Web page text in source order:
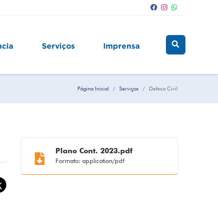
Serviços Imprensa
Página Inicial Serviços Defesa Civil
Plano Cont. 2023.pdf
Formato: application/pdf